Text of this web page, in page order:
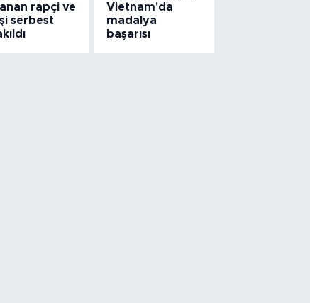
rapçi ve
serbest
Vietnam'da
madalya
başarısı